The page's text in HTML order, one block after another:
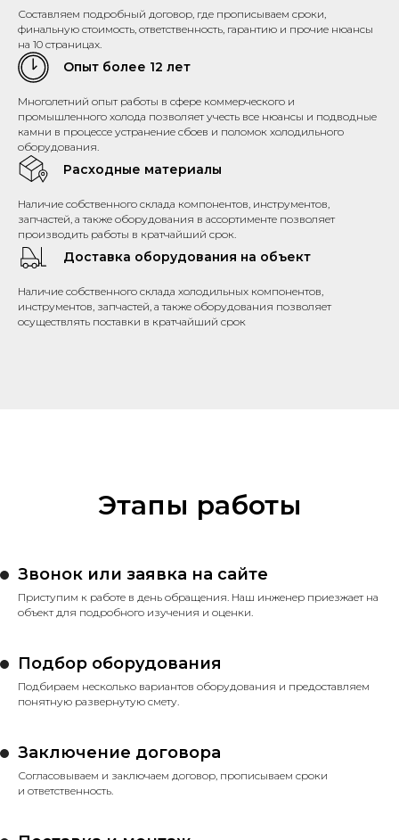
Составляем подробный договор, где прописываем сроки,
финальную стоимость, ответственность, гарантию и прочие нюансы
на 10 страницах.
Опыт более 12 лет
Многолетний опыт работы в сфере коммерческого и
промышленного холода позволяет учесть все нюансы и подводные
камни в процессе устранение сбоев и поломок холодильного
оборудования.
Расходные материалы
Наличие собственного склада компонентов, инструментов,
запчастей, а также оборудования в ассортименте позволяет
производить работы в кратчайший срок.
Доставка оборудования на объект
Наличие собственного склада холодильных компонентов,
инструментов, запчастей, а также оборудования позволяет
осуществлять поставки в кратчайший срок
Этапы работы
Звонок или заявка на сайте
Приступим к работе в день обращения. Наш инженер приезжает на
объект для подробного изучения и оценки.
Подбор оборудования
Подбираем несколько вариантов оборудования и предоставляем
понятную развернутую смету.
Заключение договора
Согласовываем и заключаем договор, прописываем сроки
и ответственность.